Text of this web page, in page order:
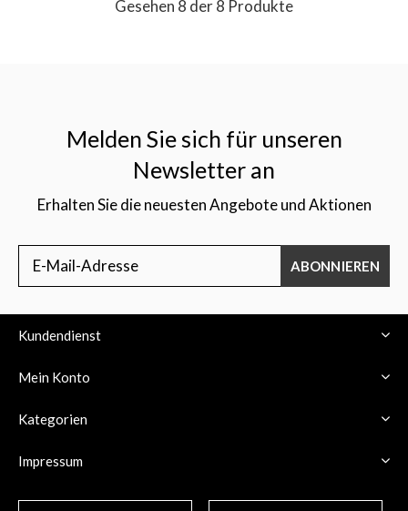
Gesehen 8 der 8 Produkte
Melden Sie sich für unseren
Newsletter an
Erhalten Sie die neuesten Angebote und Aktionen
ABONNIEREN
Kundendienst
Mein Konto
Kategorien
Impressum